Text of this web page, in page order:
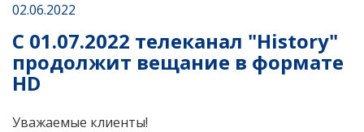
02.06.2022
C 01.07.2022 телеканал "History"
продолжит вещание в формате
HD
Уважаемые клиенты!